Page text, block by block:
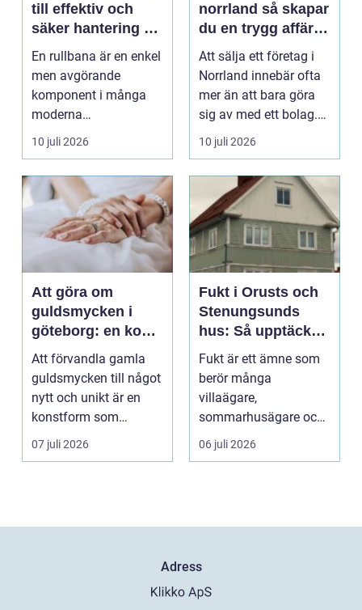
till effektiv och
säker hantering av
gods
En rullbana är en enkel
men avgörande
komponent i många
moderna
verksamheter. Den
10 juli 2026
norrland så skapar
du en trygg affär
från start till mål
Att sälja ett företag i
Norrland innebär ofta
mer än att bara göra
sig av med ett bolag.
För många ä...
10 juli 2026
Att göra om
guldsmycken i
göteborg: en konst
att förnya det
gamla
Att förvandla gamla
guldsmycken till något
nytt och unikt är en
konstform som
kombinerar
07 juli 2026
Fukt i Orusts och
Stenungsunds
hus: Så upptäcker
och åtgärdar du
problemet
Fukt är ett ämne som
berör många
villaägare,
sommarhusägare och
bosta...
06 juli 2026
Adress